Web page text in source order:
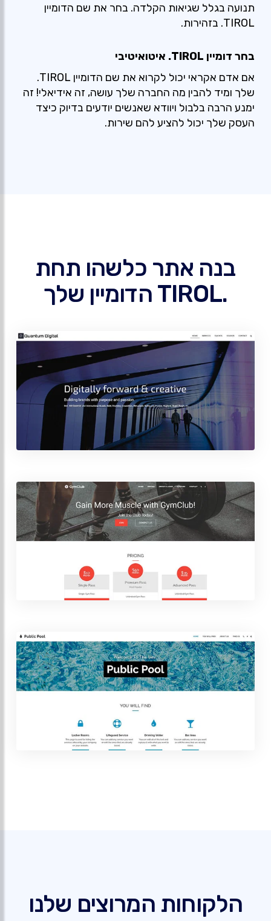
תנועה בגלל שגיאות הקלדה. בחר את שם הדומיין
TIROL. בזהירות.
בחר דומיין TIROL. איטואיטיבי
אם אדם אקראי יכול לקרוא את שם הדומיין TIROL.
שלך ומיד להבין מה החברה שלך עושה, זה אידיאלי! זה
ימנע הרבה בלבול ויוודא שאנשים יודעים בדיוק כיצד
העסק שלך יכול להציע להם שירות.
בנה אתר כלשהו תחת
.TIROL הדומיין שלך
הלקוחות המרוצים שלנו